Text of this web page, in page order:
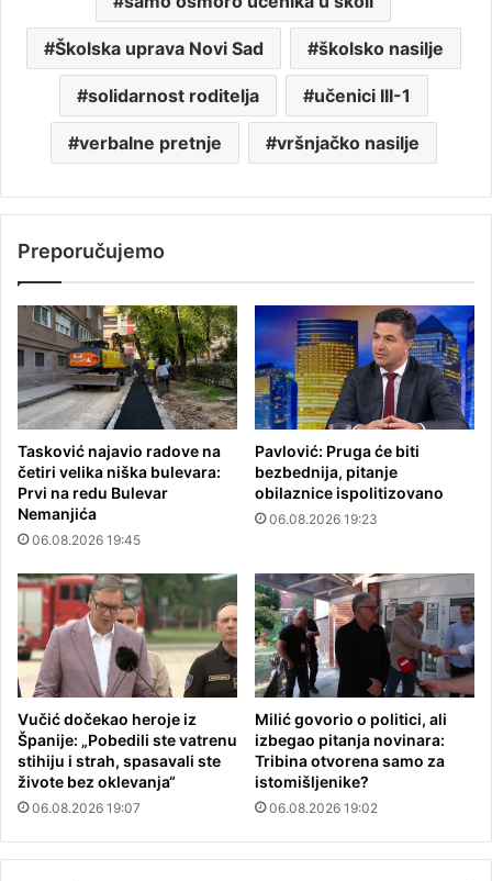
Školska uprava Novi Sad školsko nasilje
solidarnost roditelja učenici III-1
verbalne pretnje vršnjačko nasilje
Preporučujemo
Tasković najavio radove na
četiri velika niška bulevara:
Prvi na redu Bulevar
Nemanjića
06.08.2026 19:45
Pavlović: Pruga će biti
bezbednija, pitanje
obilaznice ispolitizovano
06.08.2026 19:23
Vučić dočekao heroje iz
Španije: „Pobedili ste vatrenu
stihiju i strah, spasavali ste
živote bez oklevanja“
06.08.2026 19:07
Milić govorio o politici, ali
izbegao pitanja novinara:
Tribina otvorena samo za
istomišljenike?
06.08.2026 19:02